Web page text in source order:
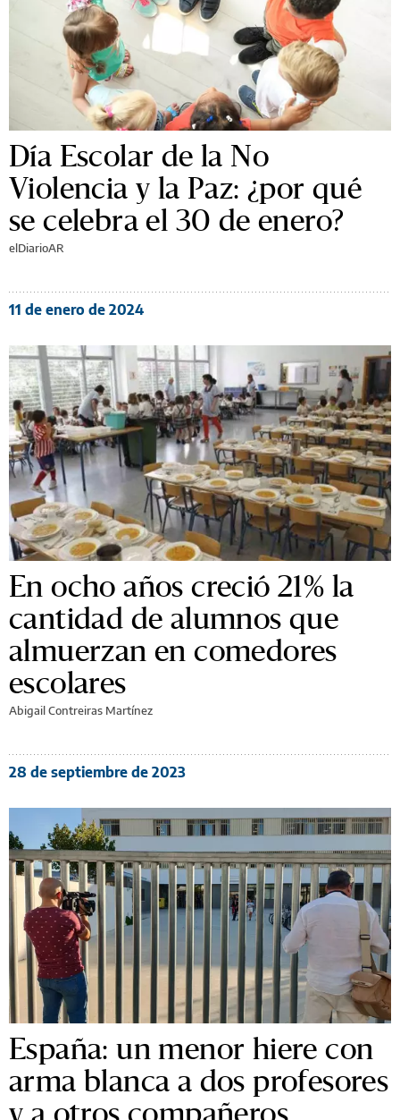
Día Escolar de la No
Violencia y la Paz: ¿por qué
se celebra el 30 de enero?
elDiarioAR
11 de enero de 2024
En ocho años creció 21% la
cantidad de alumnos que
almuerzan en comedores
escolares
Abigail Contreiras Martínez
28 de septiembre de 2023
España: un menor hiere con
arma blanca a dos profesores